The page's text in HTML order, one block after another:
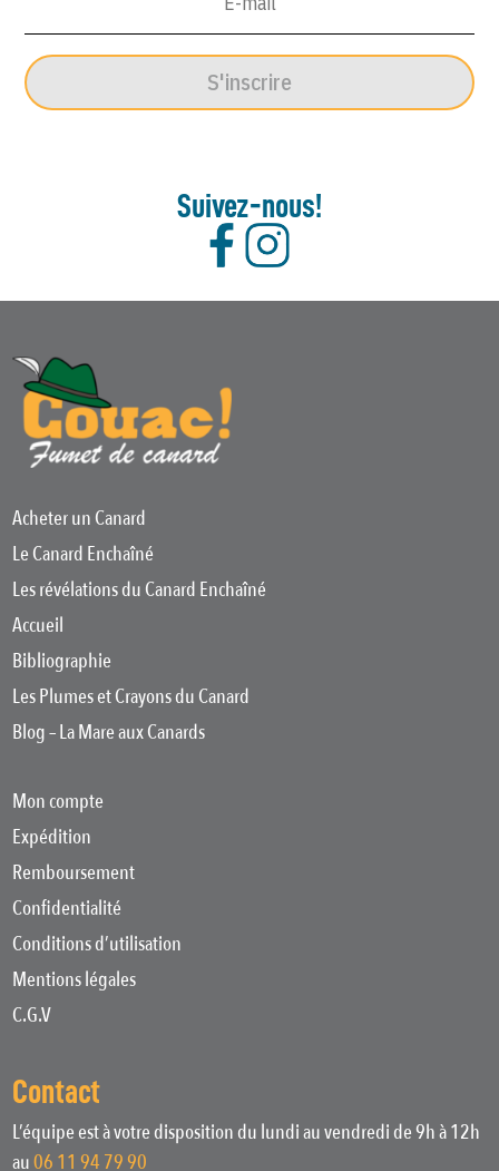
S'inscrire
Suivez-nous!
Acheter un Canard
Le Canard Enchaîné
Les révélations du Canard Enchaîné
Accueil
Bibliographie
Les Plumes et Crayons du Canard
Blog – La Mare aux Canards
Mon compte
Expédition
Remboursement
Confidentialité
Conditions d’utilisation
Mentions légales
C.G.V
Contact
L’équipe est à votre disposition du lundi au vendredi de 9h à 12h
au06 11 94 79 90